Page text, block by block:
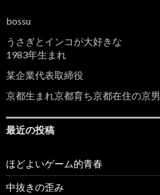
bossu
うさぎとインコが大好きな
1983年生まれ
某企業代表取締役
京都生まれ京都育ち京都在住の京男
最近の投稿
ほどよいゲーム的青春
中抜きの歪み